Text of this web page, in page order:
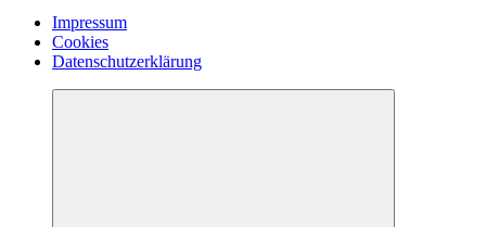
Impressum
Cookies
Datenschutzerklärung